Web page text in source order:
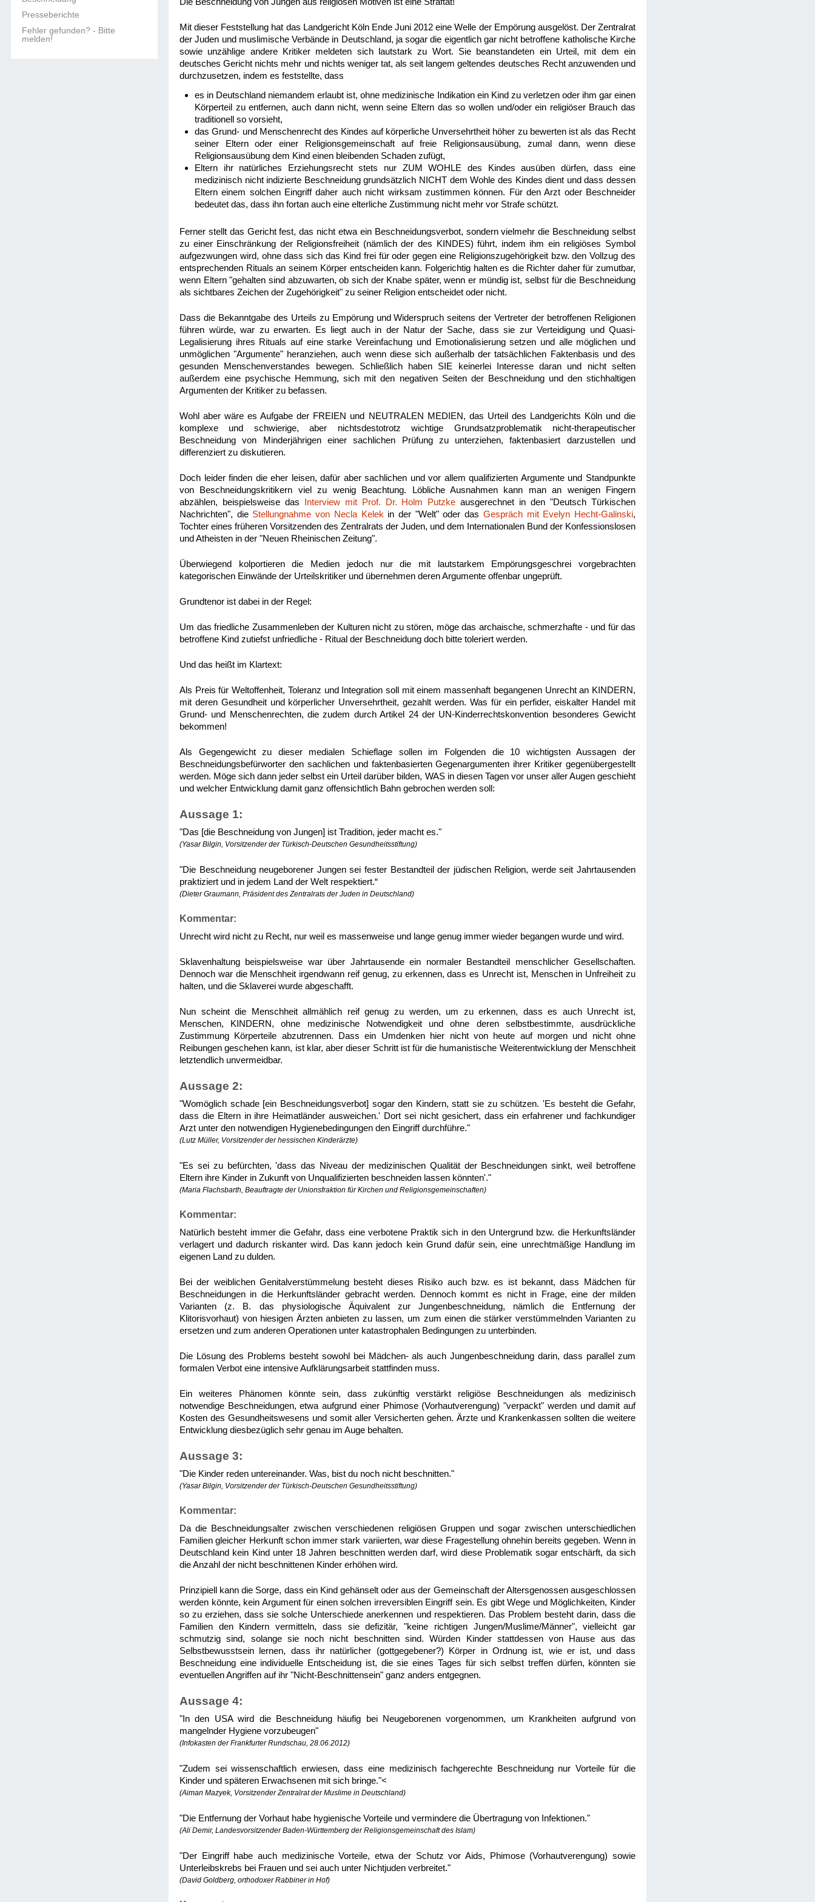
Presseberichte
Fehler gefunden? - Bitte
melden!
Mit dieser Feststellung hat das Landgericht Köln Ende Juni 2012 eine Welle der Empörung ausgelöst. Der Zentralrat
der Juden und muslimische Verbände in Deutschland, ja sogar die eigentlich gar nicht betroffene katholische Kirche
sowie unzählige andere Kritiker meldeten sich lautstark zu Wort. Sie beanstandeten ein Urteil, mit dem ein
deutsches Gericht nichts mehr und nichts weniger tat, als seit langem geltendes deutsches Recht anzuwenden und
durchzusetzen, indem es feststellte, dass
es in Deutschland niemandem erlaubt ist, ohne medizinische Indikation ein Kind zu verletzen oder ihm gar einen
Körperteil zu entfernen, auch dann nicht, wenn seine Eltern das so wollen und/oder ein religiöser Brauch das
traditionell so vorsieht,
das Grund- und Menschenrecht des Kindes auf körperliche Unversehrtheit höher zu bewerten ist als das Recht
seiner Eltern oder einer Religionsgemeinschaft auf freie Religionsausübung, zumal dann, wenn diese
Religionsausübung dem Kind einen bleibenden Schaden zufügt,
Eltern ihr natürliches Erziehungsrecht stets nur ZUM WOHLE des Kindes ausüben dürfen, dass eine
medizinisch nicht indizierte Beschneidung grundsätzlich NICHT dem Wohle des Kindes dient und dass dessen
Eltern einem solchen Eingriff daher auch nicht wirksam zustimmen können. Für den Arzt oder Beschneider
bedeutet das, dass ihn fortan auch eine elterliche Zustimmung nicht mehr vor Strafe schützt.
Ferner stellt das Gericht fest, das nicht etwa ein Beschneidungsverbot, sondern vielmehr die Beschneidung selbst
zu einer Einschränkung der Religionsfreiheit (nämlich der des KINDES) führt, indem ihm ein religiöses Symbol
aufgezwungen wird, ohne dass sich das Kind frei für oder gegen eine Religionszugehörigkeit bzw. den Vollzug des
entsprechenden Rituals an seinem Körper entscheiden kann. Folgerichtig halten es die Richter daher für zumutbar,
wenn Eltern "gehalten sind abzuwarten, ob sich der Knabe später, wenn er mündig ist, selbst für die Beschneidung
als sichtbares Zeichen der Zugehörigkeit" zu seiner Religion entscheidet oder nicht.
Dass die Bekanntgabe des Urteils zu Empörung und Widerspruch seitens der Vertreter der betroffenen Religionen
führen würde, war zu erwarten. Es liegt auch in der Natur der Sache, dass sie zur Verteidigung und Quasi-
Legalisierung ihres Rituals auf eine starke Vereinfachung und Emotionalisierung setzen und alle möglichen und
unmöglichen "Argumente" heranziehen, auch wenn diese sich außerhalb der tatsächlichen Faktenbasis und des
gesunden Menschenverstandes bewegen. Schließlich haben SIE keinerlei Interesse daran und nicht selten
außerdem eine psychische Hemmung, sich mit den negativen Seiten der Beschneidung und den stichhaltigen
Argumenten der Kritiker zu befassen.
Wohl aber wäre es Aufgabe der FREIEN und NEUTRALEN MEDIEN, das Urteil des Landgerichts Köln und die
komplexe und schwierige, aber nichtsdestotrotz wichtige Grundsatzproblematik nicht-therapeutischer
Beschneidung von Minderjährigen einer sachlichen Prüfung zu unterziehen, faktenbasiert darzustellen und
differenziert zu diskutieren.
Doch leider finden die eher leisen, dafür aber sachlichen und vor allem qualifizierten Argumente und Standpunkte
von Beschneidungskritikern viel zu wenig Beachtung. Löbliche Ausnahmen kann man an wenigen Fingern
abzählen, beispielsweise das Interview mit Prof. Dr. Holm Putzkeausgerechnet in den "Deutsch Türkischen
Nachrichten", die Stellungnahme von Necla Kelek in der "Welt" oder das Gespräch mit Evelyn Hecht-Galinski,
Tochter eines früheren Vorsitzenden des Zentralrats der Juden, und dem Internationalen Bund der Konfessionslosen
und Atheisten in der "Neuen Rheinischen Zeitung".
Überwiegend kolportieren die Medien jedoch nur die mit lautstarkem Empörungsgeschrei vorgebrachten
kategorischen Einwände der Urteilskritiker und übernehmen deren Argumente offenbar ungeprüft.
Grundtenor ist dabei in der Regel:
Um das friedliche Zusammenleben der Kulturen nicht zu stören, möge das archaische, schmerzhafte - und für das
betroffene Kind zutiefst unfriedliche - Ritual der Beschneidung doch bitte toleriert werden.
Und das heißt im Klartext:
Als Preis für Weltoffenheit, Toleranz und Integration soll mit einem massenhaft begangenen Unrecht an KINDERN,
mit deren Gesundheit und körperlicher Unversehrtheit, gezahlt werden. Was für ein perfider, eiskalter Handel mit
Grund- und Menschenrechten, die zudem durch Artikel 24 der UN-Kinderrechtskonvention besonderes Gewicht
bekommen!
Als Gegengewicht zu dieser medialen Schieflage sollen im Folgenden die 10 wichtigsten Aussagen der
Beschneidungsbefürworter den sachlichen und faktenbasierten Gegenargumenten ihrer Kritiker gegenübergestellt
werden. Möge sich dann jeder selbst ein Urteil darüber bilden, WAS in diesen Tagen vor unser aller Augen geschieht
und welcher Entwicklung damit ganz offensichtlich Bahn gebrochen werden soll:
Aussage 1:
"Das [die Beschneidung von Jungen] ist Tradition, jeder macht es."
(Yasar Bilgin, Vorsitzender der Türkisch-Deutschen Gesundheitsstiftung)
"Die Beschneidung neugeborener Jungen sei fester Bestandteil der jüdischen Religion, werde seit Jahrtausenden
praktiziert und in jedem Land der Welt respektiert.“
(Dieter Graumann, Präsident des Zentralrats der Juden in Deutschland)
Kommentar:
Unrecht wird nicht zu Recht, nur weil es massenweise und lange genug immer wieder begangen wurde und wird.
Sklavenhaltung beispielsweise war über Jahrtausende ein normaler Bestandteil menschlicher Gesellschaften.
Dennoch war die Menschheit irgendwann reif genug, zu erkennen, dass es Unrecht ist, Menschen in Unfreiheit zu
halten, und die Sklaverei wurde abgeschafft.
Nun scheint die Menschheit allmählich reif genug zu werden, um zu erkennen, dass es auch Unrecht ist,
Menschen, KINDERN, ohne medizinische Notwendigkeit und ohne deren selbstbestimmte, ausdrückliche
Zustimmung Körperteile abzutrennen. Dass ein Umdenken hier nicht von heute auf morgen und nicht ohne
Reibungen geschehen kann, ist klar, aber dieser Schritt ist für die humanistische Weiterentwicklung der Menschheit
letztendlich unvermeidbar.
Aussage 2:
"Womöglich schade [ein Beschneidungsverbot] sogar den Kindern, statt sie zu schützen. 'Es besteht die Gefahr,
dass die Eltern in ihre Heimatländer ausweichen.' Dort sei nicht gesichert, dass ein erfahrener und fachkundiger
Arzt unter den notwendigen Hygienebedingungen den Eingriff durchführe."
(Lutz Müller, Vorsitzender der hessischen Kinderärzte)
"Es sei zu befürchten, 'dass das Niveau der medizinischen Qualität der Beschneidungen sinkt, weil betroffene
Eltern ihre Kinder in Zukunft von Unqualifizierten beschneiden lassen könnten'."
(Maria Flachsbarth, Beauftragte der Unionsfraktion für Kirchen und Religionsgemeinschaften)
Kommentar:
Natürlich besteht immer die Gefahr, dass eine verbotene Praktik sich in den Untergrund bzw. die Herkunftsländer
verlagert und dadurch riskanter wird. Das kann jedoch kein Grund dafür sein, eine unrechtmäßige Handlung im
eigenen Land zu dulden.
Bei der weiblichen Genitalverstümmelung besteht dieses Risiko auch bzw. es ist bekannt, dass Mädchen für
Beschneidungen in die Herkunftsländer gebracht werden. Dennoch kommt es nicht in Frage, eine der milden
Varianten (z. B. das physiologische Äquivalent zur Jungenbeschneidung, nämlich die Entfernung der
Klitorisvorhaut) von hiesigen Ärzten anbieten zu lassen, um zum einen die stärker verstümmelnden Varianten zu
ersetzen und zum anderen Operationen unter katastrophalen Bedingungen zu unterbinden.
Die Lösung des Problems besteht sowohl bei Mädchen- als auch Jungenbeschneidung darin, dass parallel zum
formalen Verbot eine intensive Aufklärungsarbeit stattfinden muss.
Ein weiteres Phänomen könnte sein, dass zukünftig verstärkt religiöse Beschneidungen als medizinisch
notwendige Beschneidungen, etwa aufgrund einer Phimose (Vorhautverengung) "verpackt" werden und damit auf
Kosten des Gesundheitswesens und somit aller Versicherten gehen. Ärzte und Krankenkassen sollten die weitere
Entwicklung diesbezüglich sehr genau im Auge behalten.
Aussage 3:
"Die Kinder reden untereinander. Was, bist du noch nicht beschnitten."
(Yasar Bilgin, Vorsitzender der Türkisch-Deutschen Gesundheitsstiftung)
Kommentar:
Da die Beschneidungsalter zwischen verschiedenen religiösen Gruppen und sogar zwischen unterschiedlichen
Familien gleicher Herkunft schon immer stark variierten, war diese Fragestellung ohnehin bereits gegeben. Wenn in
Deutschland kein Kind unter 18 Jahren beschnitten werden darf, wird diese Problematik sogar entschärft, da sich
die Anzahl der nicht beschnittenen Kinder erhöhen wird.
Prinzipiell kann die Sorge, dass ein Kind gehänselt oder aus der Gemeinschaft der Altersgenossen ausgeschlossen
werden könnte, kein Argument für einen solchen irreversiblen Eingriff sein. Es gibt Wege und Möglichkeiten, Kinder
so zu erziehen, dass sie solche Unterschiede anerkennen und respektieren. Das Problem besteht darin, dass die
Familien den Kindern vermitteln, dass sie defizitär, "keine richtigen Jungen/Muslime/Männer", vielleicht gar
schmutzig sind, solange sie noch nicht beschnitten sind. Würden Kinder stattdessen von Hause aus das
Selbstbewusstsein lernen, dass ihr natürlicher (gottgegebener?) Körper in Ordnung ist, wie er ist, und dass
Beschneidung eine individuelle Entscheidung ist, die sie eines Tages für sich selbst treffen dürfen, könnten sie
eventuellen Angriffen auf ihr "Nicht-Beschnittensein" ganz anders entgegnen.
Aussage 4:
"In den USA wird die Beschneidung häufig bei Neugeborenen vorgenommen, um Krankheiten aufgrund von
mangelnder Hygiene vorzubeugen"
(Infokasten der Frankfurter Rundschau, 28.06.2012)
"Zudem sei wissenschaftlich erwiesen, dass eine medizinisch fachgerechte Beschneidung nur Vorteile für die
Kinder und späteren Erwachsenen mit sich bringe."<
(Aiman Mazyek, Vorsitzender Zentralrat der Muslime in Deutschland)
"Die Entfernung der Vorhaut habe hygienische Vorteile und vermindere die Übertragung von Infektionen."
(Ali Demir, Landesvorsitzender Baden-Württemberg der Religionsgemeinschaft des Islam)
"Der Eingriff habe auch medizinische Vorteile, etwa der Schutz vor Aids, Phimose (Vorhautverengung) sowie
Unterleibskrebs bei Frauen und sei auch unter Nichtjuden verbreitet."
(David Goldberg, orthodoxer Rabbiner in Hof)